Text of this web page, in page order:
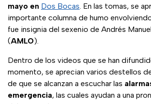
mayo en Dos Bocas. En las tomas, se
importante columna de humo
fue insignia del sexenio de Andrés
(AMLO).
Dentro de los videos que se han
momento, se aprecian varios destellos
de que se alcanzan a escuchar las
emergencia, las cuales ayudan a una